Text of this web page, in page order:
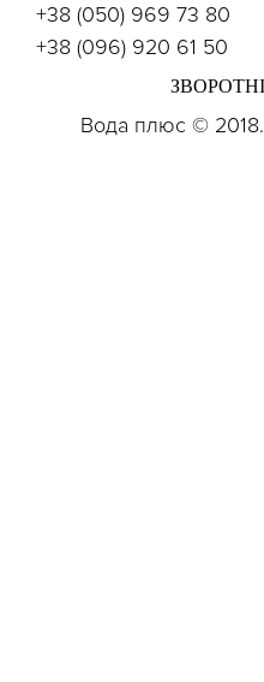
+38 (050) 969 73 80
+38 (096) 920 61 50
Вода плюс © 2018.